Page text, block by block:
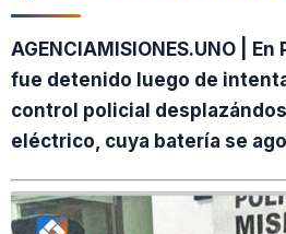
AGENCIAMISIONES.UNO |
fue detenido luego de
control policial
eléctrico, cuya batería se